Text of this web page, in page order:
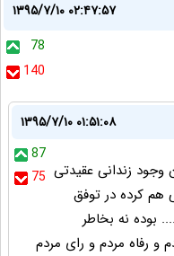
۱۳۹۵/۷/۱۰ ۰۲:۴۷:۵۷
78
140
۱۳۹۵/۷/۱۰ ۰۱:۵۱:۰۸
87
75 وجود زندانی عقیدتی
هم کرده در توفق
بوده نه بخاطر
و رفاه مردم و رای مردم